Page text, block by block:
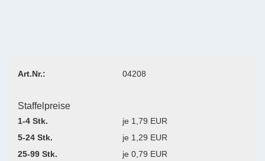
Art.Nr.: 04208
Staffelpreise
1-4 Stk.
je 1,79 EUR
5-24 Stk.
je 1,29 EUR
25-99 Stk.
je 0,79 EUR